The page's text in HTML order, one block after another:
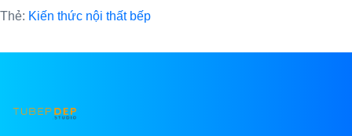
Thẻ: Kiến thức nội thất bếp